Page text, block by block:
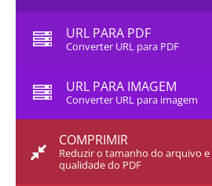
URL PARA PDF
Converter URL para PDF
URL PARA IMAGEM
Converter URL para imagem
COMPRIMIR
Reduzir o tamanho do arquivo
qualidade do PDF